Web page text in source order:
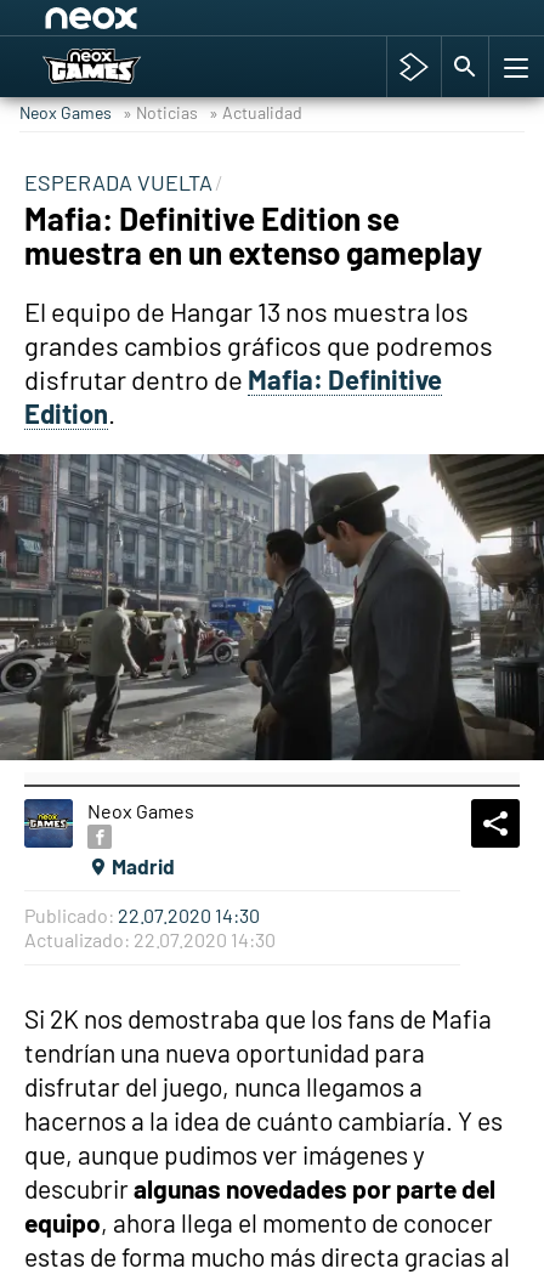
Hyrule Warriors: La Era del Cataclismo
Cyberpunk 2077
Hyrule Warriors
Neox Games » Noticias » Actualidad
ESPERADA VUELTA
Mafia: Definitive Edition se
muestra en un extenso gameplay
El equipo de Hangar 13 nos muestra los
grandes cambios gráficos que podremos
disfrutar dentro de Mafia: Definitive
Edition
Neox Games
Madrid
Publicado: 22.07.2020 14:30
Actualizado: 22.07.2020 14:30
Si 2K nos demostraba que los fans de Mafia
tendrían una nueva oportunidad para
disfrutar del juego, nunca llegamos a
hacernos a la idea de cuánto cambiaría. Y es
que, aunque pudimos ver imágenes y
descubriralgunas novedades por parte del
equipo, ahora llega el momento de conocer
estas de forma mucho más directa gracias al